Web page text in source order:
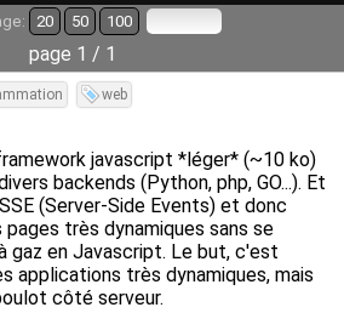
20 50 100
page 1 / 1
web
javascript *léger* (~10 ko)
backends (Python, php, GO...). Et
(Server-Side Events) et donc
très dynamiques sans se
gaz en Javascript. Le but, c'est
applications très dynamiques, mais
côté serveur.